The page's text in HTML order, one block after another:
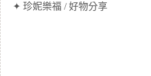
✦ 珍妮樂福 / 好物分享